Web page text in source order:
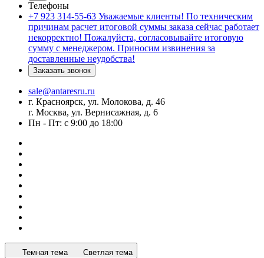
Телефоны
+7 923 314-55-63 Уважаемые клиенты! По техническим
причинам расчет итоговой суммы заказа сейчас работает
некорректно! Пожалуйста, согласовывайте итоговую
сумму с менеджером. Приносим извинения за
доставленные неудобства!
Заказать звонок
sale@antaresru.ru
г. Красноярск, ул. Молокова, д. 46
г. Москва, ул. Вернисажная, д. 6
Пн - Пт: с 9:00 до 18:00
Темная тема Светлая тема